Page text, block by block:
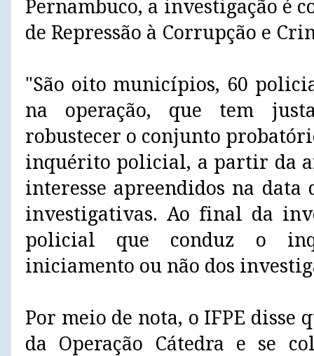
Pernambuco, a investigação é
de Repressão à Corrupção e
"São oito municípios, 60
na operação, que tem
robustecer o conjunto
inquérito policial, a partir da
interesse apreendidos na data
investigativas. Ao final da
policial que conduz o
iniciamento ou não dos
Por meio de nota, o IFPE disse
da Operação Cátedra e se